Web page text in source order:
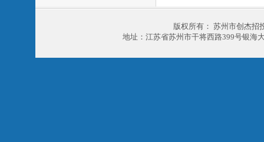
版权所有： 苏州市创杰
地址：江苏省苏州市干将西路399号银海